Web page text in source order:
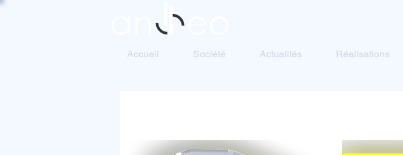
Accueil Société Actualités Réalisations